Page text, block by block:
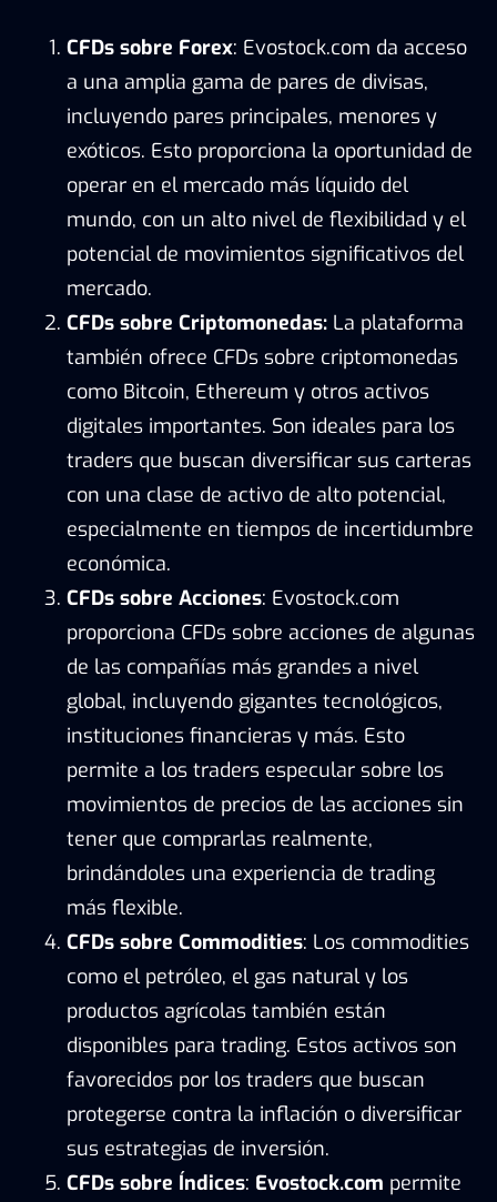
CFDs sobre Forex: Evostock.com da acceso
a una amplia gama de pares de divisas,
incluyendo pares principales, menores y
exóticos. Esto proporciona la oportunidad de
operar en el mercado más líquido del
mundo, con un alto nivel de flexibilidad y el
potencial de movimientos significativos del
mercado.
CFDs sobre Criptomonedas: La plataforma
también ofrece CFDs sobre criptomonedas
como Bitcoin, Ethereum y otros activos
digitales importantes. Son ideales para los
traders que buscan diversificar sus carteras
con una clase de activo de alto potencial,
especialmente en tiempos de incertidumbre
económica.
CFDs sobre Acciones: Evostock.com
proporciona CFDs sobre acciones de algunas
de las compañías más grandes a nivel
global, incluyendo gigantes tecnológicos,
instituciones financieras y más. Esto
permite a los traders especular sobre los
movimientos de precios de las acciones sin
tener que comprarlas realmente,
brindándoles una experiencia de trading
más flexible.
CFDs sobre Commodities: Los commodities
como el petróleo, el gas natural y los
productos agrícolas también están
disponibles para trading. Estos activos son
favorecidos por los traders que buscan
protegerse contra la inflación o diversificar
sus estrategias de inversión.
CFDs sobre Índices: Evostock.com permite